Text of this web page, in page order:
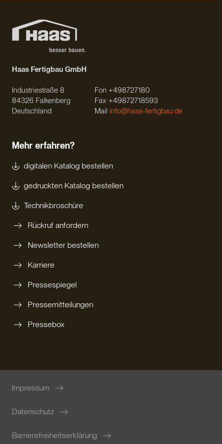
Haas Fertigbau GmbH
Industriestraße 8
84326 Falkenberg
Deutschland
Fon +498727180
Fax +49872718593
Mail info@haas-fertigbau.de
Mehr erfahren?
digitalen Katalog bestellen
gedruckten Katalog bestellen
Technikbroschüre
Rückruf anfordern
Newsletter bestellen
Karriere
Pressespiegel
Pressemitteilungen
Pressebox
Impressum
Datenschutz
Barrierefreiheitserklärung